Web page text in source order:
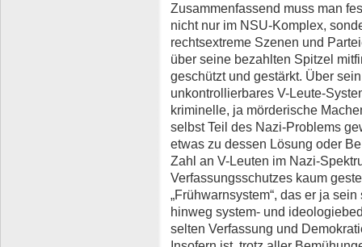
Zusammenfassend muss man
nicht nur im NSU-Komplex,
rechtsextreme Szenen und
über seine bezahlten Spitzel
geschützt und gestärkt. Über
unkontrollierbares V-Leute-
kriminelle, ja mörderische
selbst Teil des Nazi-Problems
etwas zu dessen Lösung oder
Zahl an V-Leuten im Nazi-
Verfassungsschutzes kaum
„Frühwarnsystem“, das er ja
hinweg system- und
selten Verfassung und